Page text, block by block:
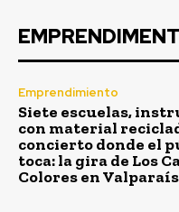
Emprendimiento
Siete escuelas,
con material
concierto donde el
toca: la gira de Los
Colores en